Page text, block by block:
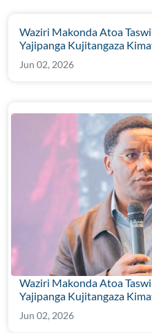
Waziri Makonda Atoa
Yajipanga Kujitangaza
Jun 02, 2026
Waziri Makonda Atoa
Yajipanga Kujitangaza
Jun 02, 2026